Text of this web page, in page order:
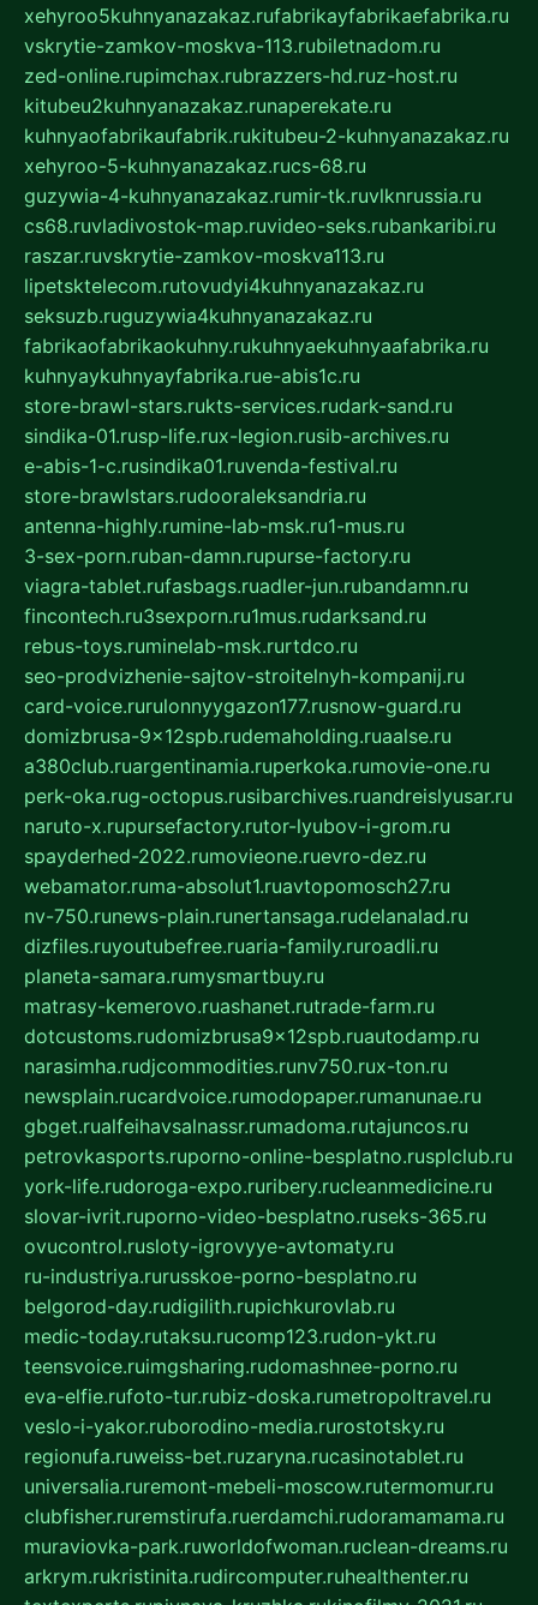
xehyroo5kuhnyanazakaz.rufabrikayfabrikaefabrika.ru
vskrytie-zamkov-moskva-113.rubiletnadom.ru
zed-online.rupimchax.rubrazzers-hd.ruz-host.ru
kitubeu2kuhnyanazakaz.runaperekate.ru
kuhnyaofabrikaufabrik.rukitubeu-2-kuhnyanazakaz.ru
xehyroo-5-kuhnyanazakaz.rucs-68.ru
guzywia-4-kuhnyanazakaz.rumir-tk.ruvlknrussia.ru
cs68.ruvladivostok-map.ruvideo-seks.rubankaribi.ru
raszar.ruvskrytie-zamkov-moskva113.ru
lipetsktelecom.rutovudyi4kuhnyanazakaz.ru
seksuzb.ruguzywia4kuhnyanazakaz.ru
fabrikaofabrikaokuhny.rukuhnyaekuhnyaafabrika.ru
kuhnyaykuhnyayfabrika.rue-abis1c.ru
store-brawl-stars.rukts-services.rudark-sand.ru
sindika-01.rusp-life.rux-legion.rusib-archives.ru
e-abis-1-c.rusindika01.ruvenda-festival.ru
store-brawlstars.rudooraleksandria.ru
antenna-highly.rumine-lab-msk.ru1-mus.ru
3-sex-porn.ruban-damn.rupurse-factory.ru
viagra-tablet.rufasbags.ruadler-jun.rubandamn.ru
fincontech.ru3sexporn.ru1mus.rudarksand.ru
rebus-toys.ruminelab-msk.rurtdco.ru
seo-prodvizhenie-sajtov-stroitelnyh-kompanij.ru
card-voice.rurulonnyygazon177.rusnow-guard.ru
domizbrusa-9x12spb.rudemaholding.ruaalse.ru
a380club.ruargentinamia.ruperkoka.rumovie-one.ru
perk-oka.rug-octopus.rusibarchives.ruandreislyusar.ru
naruto-x.rupursefactory.rutor-lyubov-i-grom.ru
spayderhed-2022.rumovieone.ruevro-dez.ru
webamator.ruma-absolut1.ruavtopomosch27.ru
nv-750.runews-plain.runertansaga.rudelanalad.ru
dizfiles.ruyoutubefree.ruaria-family.ruroadli.ru
planeta-samara.rumysmartbuy.ru
matrasy-kemerovo.ruashanet.rutrade-farm.ru
dotcustoms.rudomizbrusa9x12spb.ruautodamp.ru
narasimha.rudjcommodities.runv750.rux-ton.ru
newsplain.rucardvoice.rumodopaper.rumanunae.ru
gbget.rualfeihavsalnassr.rumadoma.rutajuncos.ru
petrovkasports.ruporno-online-besplatno.rusplclub.ru
york-life.rudoroga-expo.ruribery.rucleanmedicine.ru
slovar-ivrit.ruporno-video-besplatno.ruseks-365.ru
ovucontrol.rusloty-igrovyye-avtomaty.ru
ru-industriya.rurusskoe-porno-besplatno.ru
belgorod-day.rudigilith.rupichkurovlab.ru
medic-today.rutaksu.rucomp123.rudon-ykt.ru
teensvoice.ruimgsharing.rudomashnee-porno.ru
eva-elfie.rufoto-tur.rubiz-doska.rumetropoltravel.ru
veslo-i-yakor.ruborodino-media.rurostotsky.ru
regionufa.ruweiss-bet.ruzaryna.rucasinotablet.ru
universalia.ruremont-mebeli-moscow.rutermomur.ru
clubfisher.ruremstirufa.ruerdamchi.rudoramamama.ru
muraviovka-park.ruworldofwoman.ruclean-dreams.ru
arkrym.rukristinita.rudircomputer.ruhealthenter.ru